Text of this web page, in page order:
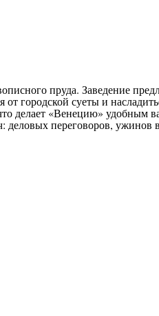
пруда. Заведение
от городской суеты и
делает «Венецию» удобным
деловых переговоров,